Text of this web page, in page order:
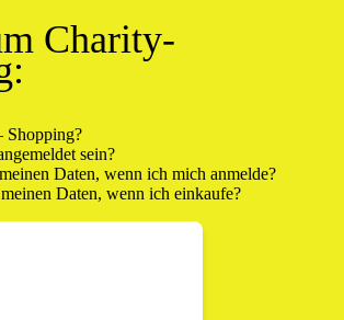
Charity-
Shopping?
sein?
Daten, wenn ich mich anmelde?
Daten, wenn ich einkaufe?